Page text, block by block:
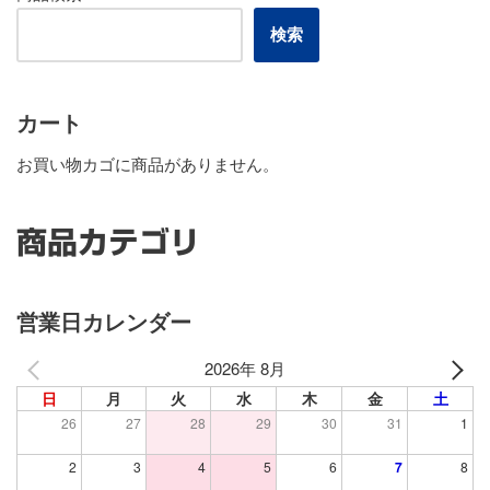
検索
カート
お買い物カゴに商品がありません。
商品カテゴリ
営業日カレンダー
2026年 8月
日 月 火 水 木 金 土
26 27 28 29 30 31 1
2 3 4 5 6 7 8